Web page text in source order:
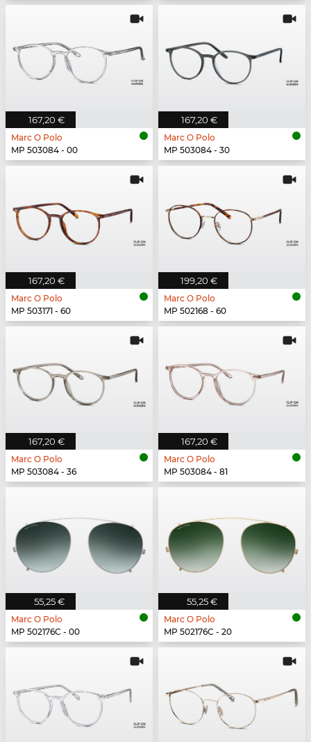
167,20 €
Marc O Polo
MP 503084 - 00
167,20 €
Marc O Polo
MP 503084 - 30
167,20 €
Marc O Polo
MP 503171 - 60
199,20 €
Marc O Polo
MP 502168 - 60
167,20 €
Marc O Polo
MP 503084 - 36
167,20 €
Marc O Polo
MP 503084 - 81
55,25 €
Marc O Polo
MP 502176C - 00
55,25 €
Marc O Polo
MP 502176C - 20